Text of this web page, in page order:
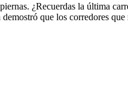
¿Recuerdas la última
que los corredores